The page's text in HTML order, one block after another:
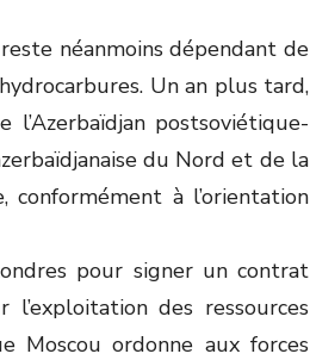
néanmoins dépendant de
Un an plus tard,
postsoviétique-
du Nord et de la
à l’orientation
pour signer un contrat
l’exploitation des ressources
Moscou ordonne aux forces